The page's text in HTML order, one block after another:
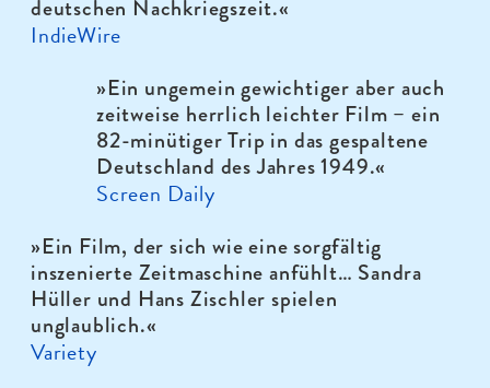
deutschen Nachkriegszeit.«
IndieWire
»Ein ungemein gewichtiger aber auch
zeitweise herrlich leichter Film – ein
82-minütiger Trip in das gespaltene
Deutschland des Jahres 1949.«
Screen Daily
»Ein Film, der sich wie eine sorgfältig
inszenierte Zeitmaschine anfühlt… Sandra
Hüller und Hans Zischler spielen
unglaublich.«
Variety